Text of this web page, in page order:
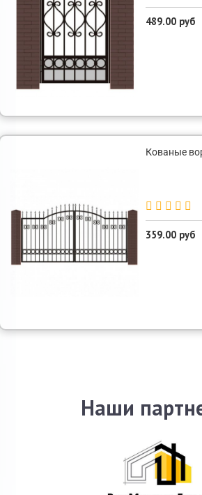
489.00 руб
Кованые
359.00 руб
Наши